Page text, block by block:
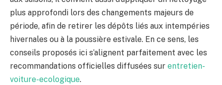
plus approfondi lors des changements majeurs de
période, afin de retirer les dépôts liés aux intempéries
hivernales ou à la poussière estivale. En ce sens, les
conseils proposés ici s’alignent parfaitement avec les
recommandations officielles diffusées sur entretien-
voiture-ecologique.